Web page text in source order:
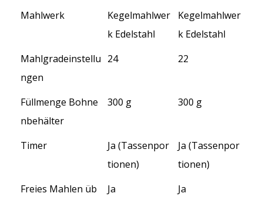
Mahlwerk
Kegelmahlwer
k Edelstahl
Kegelmahlwer
k Edelstahl
Mahlgradeinstellu
ngen
24 22
Füllmenge Bohne
nbehälter
300 g 300 g
Timer
Ja (Tassenpor
tionen)
Ja (Tassenpor
tionen)
Freies Mahlen üb
Ja Ja